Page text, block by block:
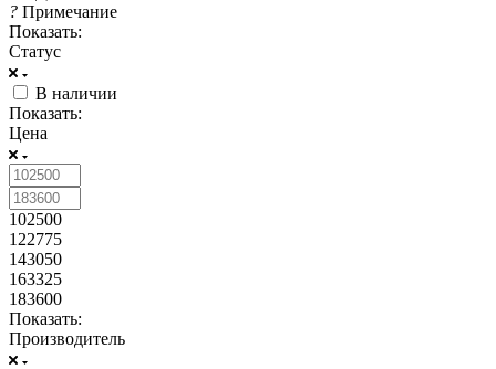
? Примечание
Показать:
Статус
В наличии
Показать:
Цена
102500
122775
143050
163325
183600
Показать:
Производитель